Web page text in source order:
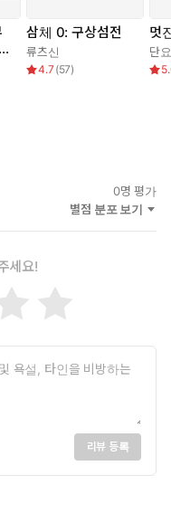
삼체 0: 구상섬전
류츠신
4.7 (57)
멋
단요
0명 평가
별점 분포 보기
세요!
리뷰 등록